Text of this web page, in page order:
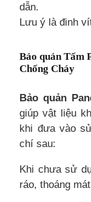
dẫn.
Lưu ý là đinh
Bảo quản Tấm
Chống Cháy
Bảo quản
giúp vật liệu
khi đưa vào
chí sau:
Khi chưa sử
ráo, thoáng